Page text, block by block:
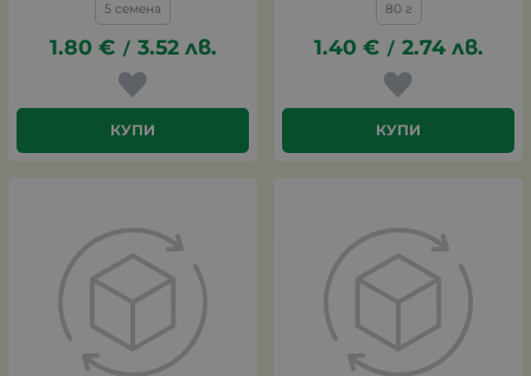
5 семена
1.80 € / 3.52 лв.
КУПИ
80 г
1.40 € / 2.74 лв.
КУПИ